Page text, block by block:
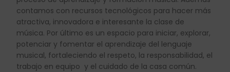
contamos con recursos tecnológicos para hacer más
atractiva, innovadora e interesante la clase de
música. Por último es un espacio para iniciar, explorar,
potenciar y fomentar el aprendizaje del lenguaje
musical, fortaleciendo el respeto, la responsabilidad, el
trabajo en equipo y el cuidado de la casa común.